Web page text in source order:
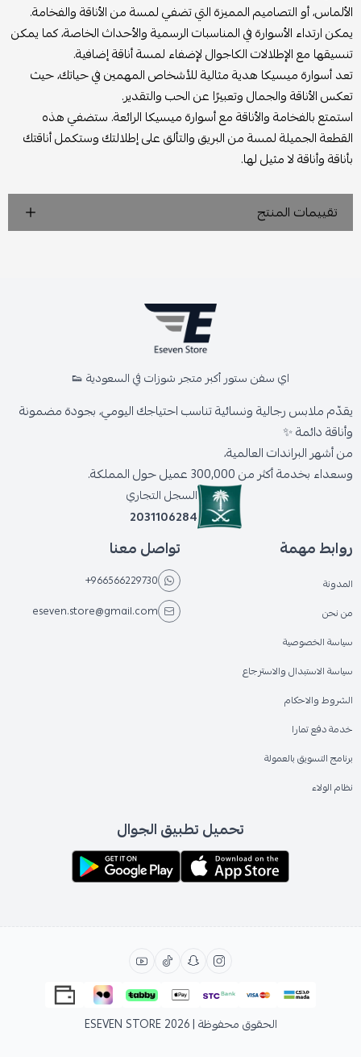
الألماس، أو التصاميم المميزة التي تضفي لمسة من الأناقة والفخامة.
يمكن ارتداء الأسوارة في المناسبات الرسمية والأحداث الخاصة، كما يمكن
تنسيقها مع الإطلالات الكاجوال لإضفاء لمسة أناقة إضافية.
تعد أسوارة ميسيكا هدية مثالية للأشخاص المهمين في حياتك، حيث
تعكس الأناقة والجمال وتعبيرًا عن الحب والتقدير.
استمتع بالفخامة والأناقة مع أسوارة ميسيكا الرائعة. ستضفي هذه
القطعة الجميلة لمسة من البريق والتألق على إطلالتك وستكمل أناقتك
بأناقة وأناقة لا مثيل لها.
تقييمات المنتج
اي سفن ستور أكبر متجر شوزات في السعودية 👟
يقدّم ملابس رجالية ونسائية تناسب احتياجك اليومي، بجودة مضمونة
وأناقة دائمة ✨
من أشهر البراندات العالمية،
وسعداء بخدمة أكثر من 300,000 عميل حول المملكة.
السجل التجاري
2031106284
روابط مهمة
المدونة
من نحن
سياسة الخصوصية
سياسة الاستبدال والاسترجاع
الشروط والاحكام
خدمة دفع تمارا
برنامج التسويق بالعمولة
نظام الولاء
تواصل معنا
+966566229730
eseven.store@gmail.com
تحميل تطبيق الجوال
الحقوق محفوظة | 2026 ESEVEN STORE